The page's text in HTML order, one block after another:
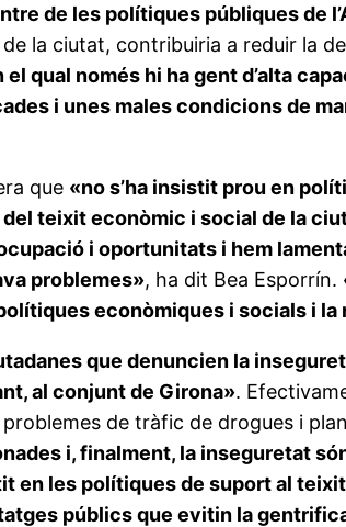
de les polítiques públiques de
la ciutat, contribuiria a reduir la
el qual només hi ha gent d’alta
i unes males condicions de
que «no s’ha insistit prou en
teixit econòmic i social de la
i oportunitats i hem
problemes», ha dit Bea Esporrín.
econòmiques i socials i
que denuncien la
al conjunt de Girona».
de tràfic de drogues i
i, finalment, la inseguretat
en les polítiques de suport al
públics que evitin la